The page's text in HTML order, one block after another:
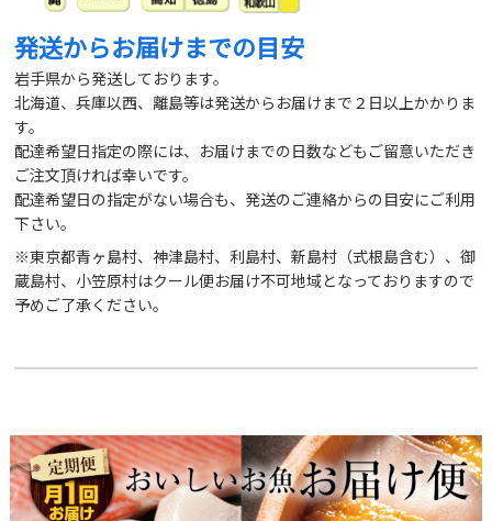
発送からお届けまでの目安
岩手県から発送しております。
北海道、兵庫以西、離島等は発送からお届けまで２日以上かかりま
す。
配達希望日指定の際には、お届けまでの日数などもご留意いただき
ご注文頂ければ幸いです。
配達希望日の指定がない場合も、発送のご連絡からの目安にご利用
下さい。
※東京都青ヶ島村、神津島村、利島村、新島村（式根島含む）、御
蔵島村、小笠原村はクール便お届け不可地域となっておりますので
予めご了承ください。